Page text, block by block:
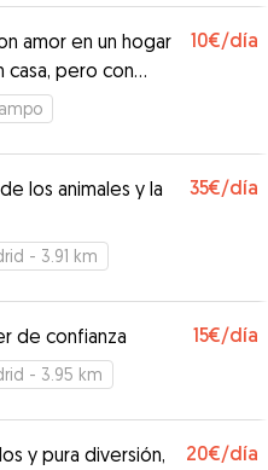
amor en un hogar
casa, pero con
10€/día
los animales y la
35€/día
- 3.91 km
de confianza 15€/día
- 3.95 km
y pura diversión,
20€/día